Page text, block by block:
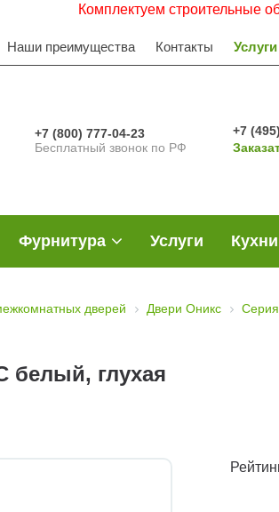
Комплектуем строительные
Наши преимущества Контакты Услуги
+7 (800) 777-04-23
Бесплатный звонок по РФ
+7
Фурнитура Услуги Кухни
дверей Двери Оникс
белый, глухая